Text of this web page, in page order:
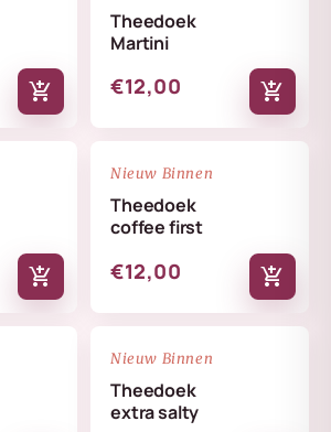
add_shopping_cart
Theedoek
Martini
€12,00 add_shopping_cart
add_shopping_cart
NIEUW
Nieuw Binnen
Theedoek
coffee first
€12,00 add_shopping_cart
NIEUW
Nieuw Binnen
Theedoek
extra salty